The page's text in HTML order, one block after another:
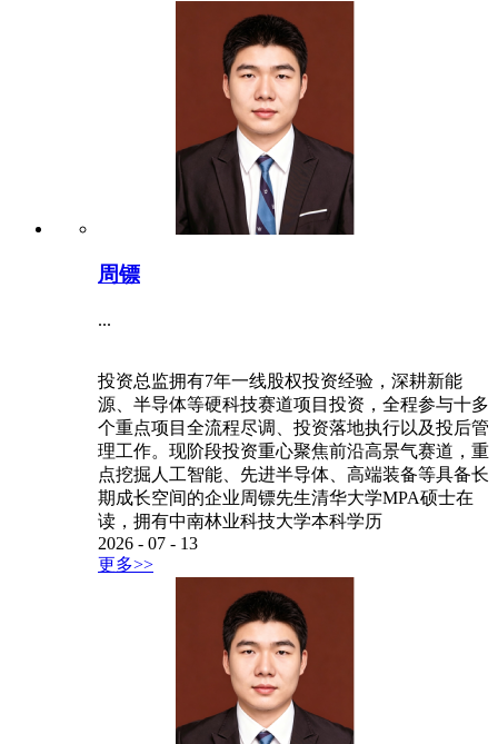
周镖
...
投资总监拥有7年一线股权投资经验，深耕新能
源、半导体等硬科技赛道项目投资，全程参与十多
个重点项目全流程尽调、投资落地执行以及投后管
理工作。现阶段投资重心聚焦前沿高景气赛道，重
点挖掘人工智能、先进半导体、高端装备等具备长
期成长空间的企业周镖先生清华大学MPA硕士在
读，拥有中南林业科技大学本科学历
2026 - 07 - 13
更多>>